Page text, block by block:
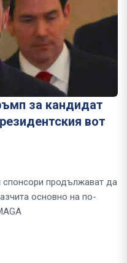
за кандидат
вот
спонсори продължават да
основно на по-